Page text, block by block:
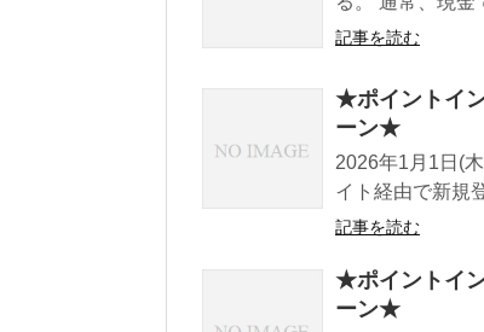
記事を読む
★ポイントイ
ーン★
2026年1月1日(
イト経由で新規
記事を読む
★ポイントイ
ーン★